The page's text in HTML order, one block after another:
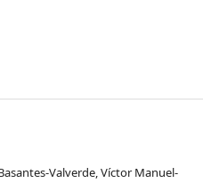
Valverde, Víctor Manuel-